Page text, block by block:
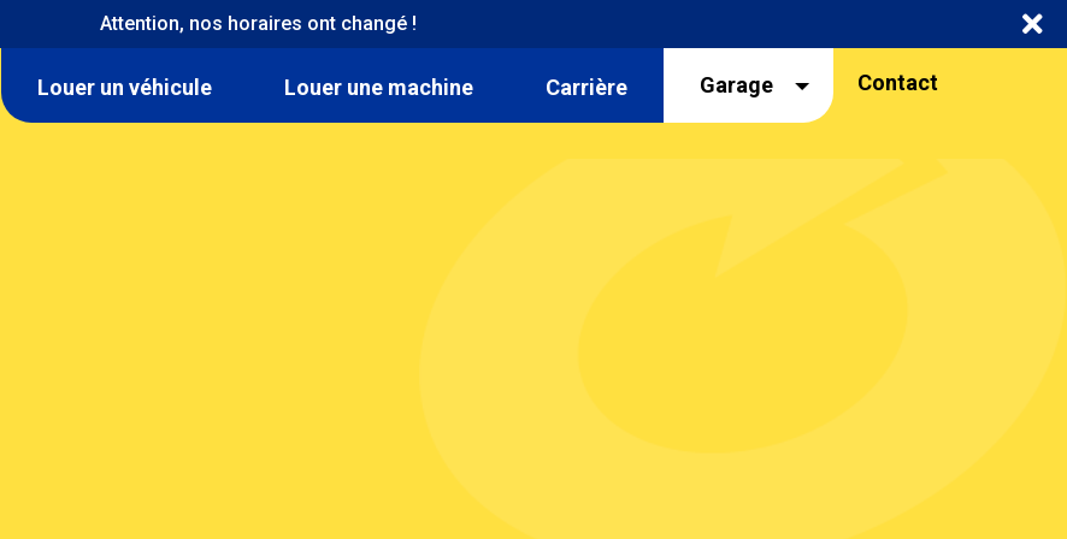
Attention, nos horaires ont changé !
location
Louer un véhicule Louer une machine Carrière
garage
Garage Contact